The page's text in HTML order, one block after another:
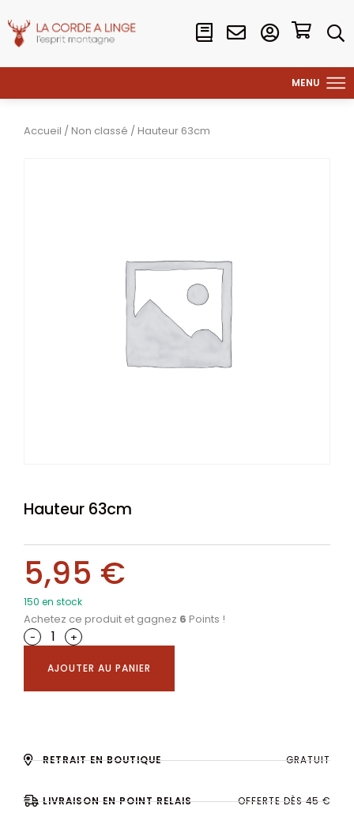
Accueil / Non classé / Hauteur 63cm
Hauteur 63cm
5,95 €
150 en stock
Achetez ce produit et gagnez 6 Points !
-
+
AJOUTER AU PANIER
RETRAIT EN BOUTIQUE GRATUIT
LIVRAISON EN POINT RELAIS OFFERTE DÈS 45 €